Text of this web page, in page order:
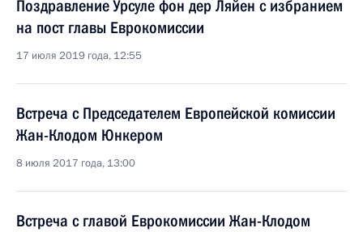
Поздравление Урсуле фон дер Ляйен с избранием
на пост главы Еврокомиссии
17 июля 2019 года, 12:55
Встреча с Председателем Европейской комиссии
Жан-Клодом Юнкером
8 июля 2017 года, 13:00
Встреча с главой Еврокомиссии Жан-Клодом